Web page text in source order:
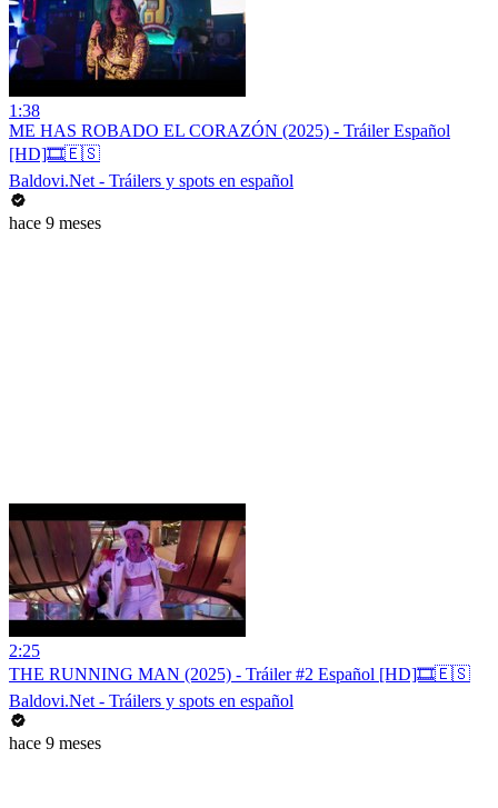
1:38
ME HAS ROBADO EL CORAZÓN (2025) - Tráiler Español
[HD]🎞️🇪🇸
Baldovi.Net - Tráilers y spots en español
hace 9 meses
2:25
THE RUNNING MAN (2025) - Tráiler #2 Español [HD]🎞️🇪🇸
Baldovi.Net - Tráilers y spots en español
hace 9 meses